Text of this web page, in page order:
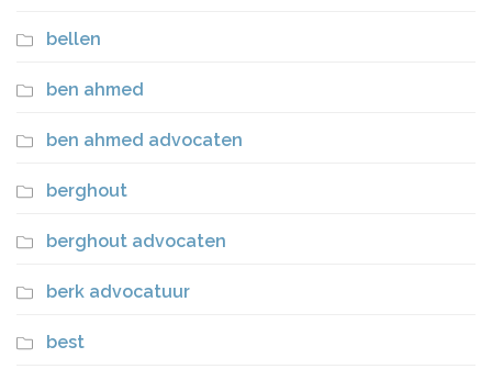
bellen
ben ahmed
ben ahmed advocaten
berghout
berghout advocaten
berk advocatuur
best